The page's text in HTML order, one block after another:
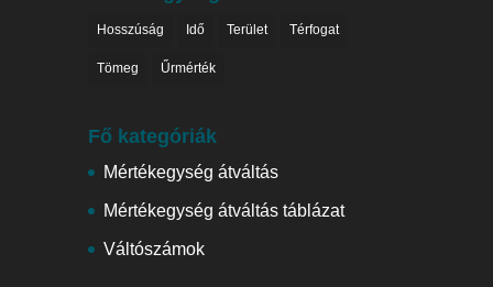
Hosszúság Idő Terület Térfogat
Tömeg Űrmérték
Fő kategóriák
Mértékegység átváltás
Mértékegység átváltás táblázat
Váltószámok